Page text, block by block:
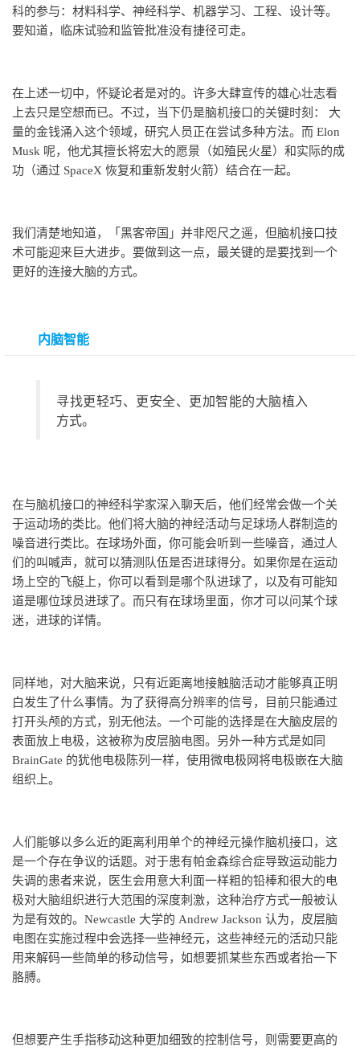
科的参与：材料科学、神经科学、机器学习、工程、设计等。
要知道，临床试验和监管批准没有捷径可走。
在上述一切中，怀疑论者是对的。许多大肆宣传的雄心壮志看
上去只是空想而已。不过，当下仍是脑机接口的关键时刻： 大
量的金钱涌入这个领域，研究人员正在尝试多种方法。而 Elon
Musk 呢，他尤其擅长将宏大的愿景（如殖民火星）和实际的成
功（通过 SpaceX 恢复和重新发射火箭）结合在一起。
我们清楚地知道，「黑客帝国」并非咫尺之遥，但脑机接口技
术可能迎来巨大进步。要做到这一点，最关键的是要找到一个
更好的连接大脑的方式。
内脑智能
寻找更轻巧、更安全、更加智能的大脑植入
方式。
在与脑机接口的神经科学家深入聊天后，他们经常会做一个关
于运动场的类比。他们将大脑的神经活动与足球场人群制造的
噪音进行类比。在球场外面，你可能会听到一些噪音，通过人
们的叫喊声，就可以猜测队伍是否进球得分。如果你是在运动
场上空的飞艇上，你可以看到是哪个队进球了，以及有可能知
道是哪位球员进球了。而只有在球场里面，你才可以问某个球
迷，进球的详情。
同样地，对大脑来说，只有近距离地接触脑活动才能够真正明
白发生了什么事情。为了获得高分辨率的信号，目前只能通过
打开头颅的方式，别无他法。一个可能的选择是在大脑皮层的
表面放上电极，这被称为皮层脑电图。另外一种方式是如同
BrainGate 的犹他电极陈列一样，使用微电极网将电极嵌在大脑
组织上。
人们能够以多么近的距离利用单个的神经元操作脑机接口，这
是一个存在争议的话题。对于患有帕金森综合症导致运动能力
失调的患者来说，医生会用意大利面一样粗的铅棒和很大的电
极对大脑组织进行大范围的深度刺激，这种治疗方式一般被认
为是有效的。Newcastle 大学的 Andrew Jackson 认为，皮层脑
电图在实施过程中会选择一些神经元，这些神经元的活动只能
用来解码一些简单的移动信号，如想要抓某些东西或者抬一下
胳膊。
但想要产生手指移动这种更加细致的控制信号，则需要更高的